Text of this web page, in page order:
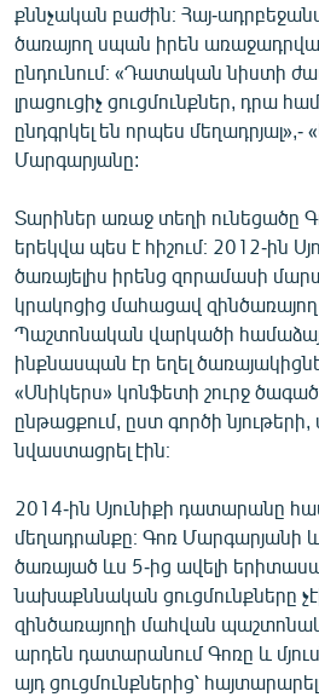
English
Русский
ՀԵՏԵՎԵՔ ՄԵԶ
«Ազատության» բոլոր կայքերը
քննչական բաժին։ Հայ-
ծառայող սպան իրեն
ընդունում։ «Դատական նիստի
լրացուցիչ ցուցմունքներ, դրա
ընդգրկել են որպես
Մարգարյանը:
Տարիներ առաջ տեղի ունեցածը
երեկվա պես է հիշում։ 2012-ին
ծառայելիս իրենց զորամասի
կրակոցից մահացավ
Պաշտոնական վարկածի
ինքնասպան էր եղել
«Սնիկերս» կոնֆետի շուրջ
ընթացքում, ըստ գործի
նվաստացրել էին։
2014-ին Սյունիքի դատարանը
մեղադրանքը։ Գոռ Մարգարյանի և
ծառայած ևս 5-ից ավելի
նախաքննական ցուցմունքները
զինծառայողի մահվան
արդեն դատարանում Գոռը և
այդ ցուցմունքներից՝